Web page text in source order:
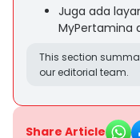
Juga ada
MyPertamina
This section
our editorial team.
Share Article